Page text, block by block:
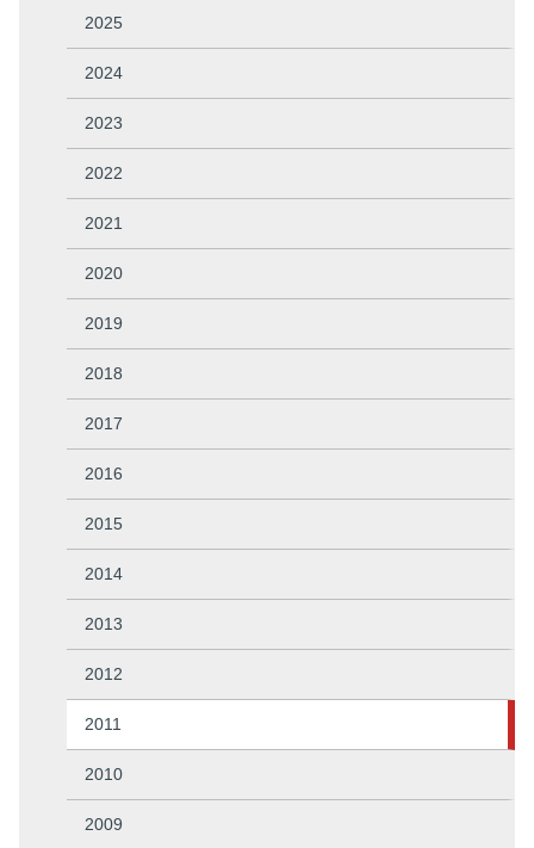
2025
2024
2023
2022
2021
2020
2019
2018
2017
2016
2015
2014
2013
2012
2011
2010
2009